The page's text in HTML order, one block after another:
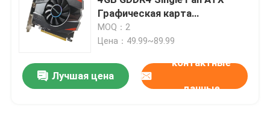
Игровая материнская плата
Оперативная память ноутбука
Графическая карта
Поддержка DirectX 12 DP HD
Порт VGA Карта
MOQ：2
Цена：49.99~89.99
Лучшая цена
контактные
данные